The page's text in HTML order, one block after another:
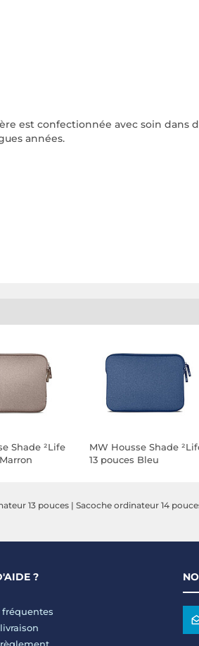
est confectionnée avec soin dans
années.
Shade ²Life
MW Housse Shade
13 pouces Bleu
13 pouces | Sacoche ordinateur 14
?